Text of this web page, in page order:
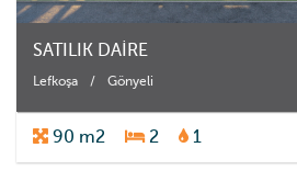
SATILIK DAİRE
Lefkoşa / Gönyeli
90 m2 2 1